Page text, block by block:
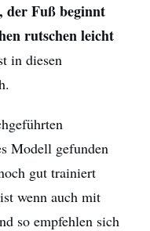
der Fuß beginnt
rutschen leicht
in diesen
Modell gefunden
gut trainiert
wenn auch mit
so empfehlen sich